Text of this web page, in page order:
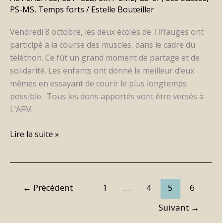
PS-MS, Temps forts / Estelle Bouteiller
Vendredi 8 octobre, les deux écoles de Tiffauges ont
participé à la course des muscles, dans le cadre du
téléthon. Ce fût un grand moment de partage et de
solidarité. Les enfants ont donné le meilleur d’eux
mêmes en essayant de courir le plus longtemps
possible. Tous les dons apportés vont être versés à
L’AFM
Lire la suite »
← Précédent 1 … 4 5
6
Suivant →